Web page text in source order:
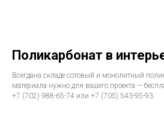
Поликарбонат в
Всегдана складе сотовый и монолитный
материала нужно для вашего проекта —
+7 (702) 988-65-74 или +7 (705) 543-95-93.